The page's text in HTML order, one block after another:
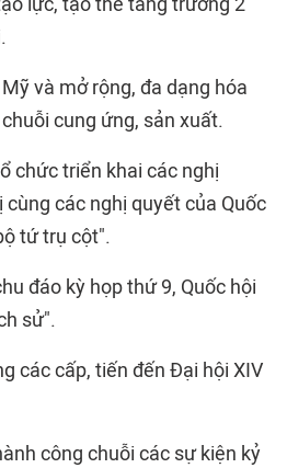
và mở rộng, đa dạng hóa
cung ứng, sản xuất.
chức triển khai các nghị
các nghị quyết của Quốc
tứ trụ cột".
đáo kỳ họp thứ 9, Quốc hội
sử".
các cấp, tiến đến Đại hội XIV
công chuỗi các sự kiện kỷ